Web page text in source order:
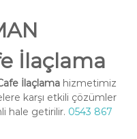
İlaçlama
İlaçlamahizmetimiz
karşı etkili çözümler
hale getirilir. 0543 867